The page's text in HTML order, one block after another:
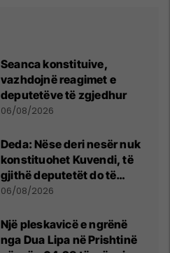
Seanca konstituive,
vazhdojnë reagimet e
deputetëve të zgjedhur
06/08/2026
Deda: Nëse deri nesër nuk
konstituohet Kuvendi, të
gjithë deputetët do të
bëjnë shkelje të rëndë
06/08/2026
Një pleskavicë e ngrënë
nga Dua Lipa në Prishtinë